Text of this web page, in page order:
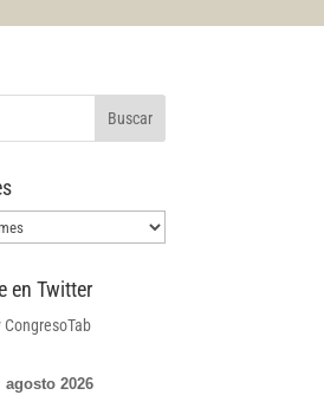
en Twitter
CongresoTab
agosto 2026